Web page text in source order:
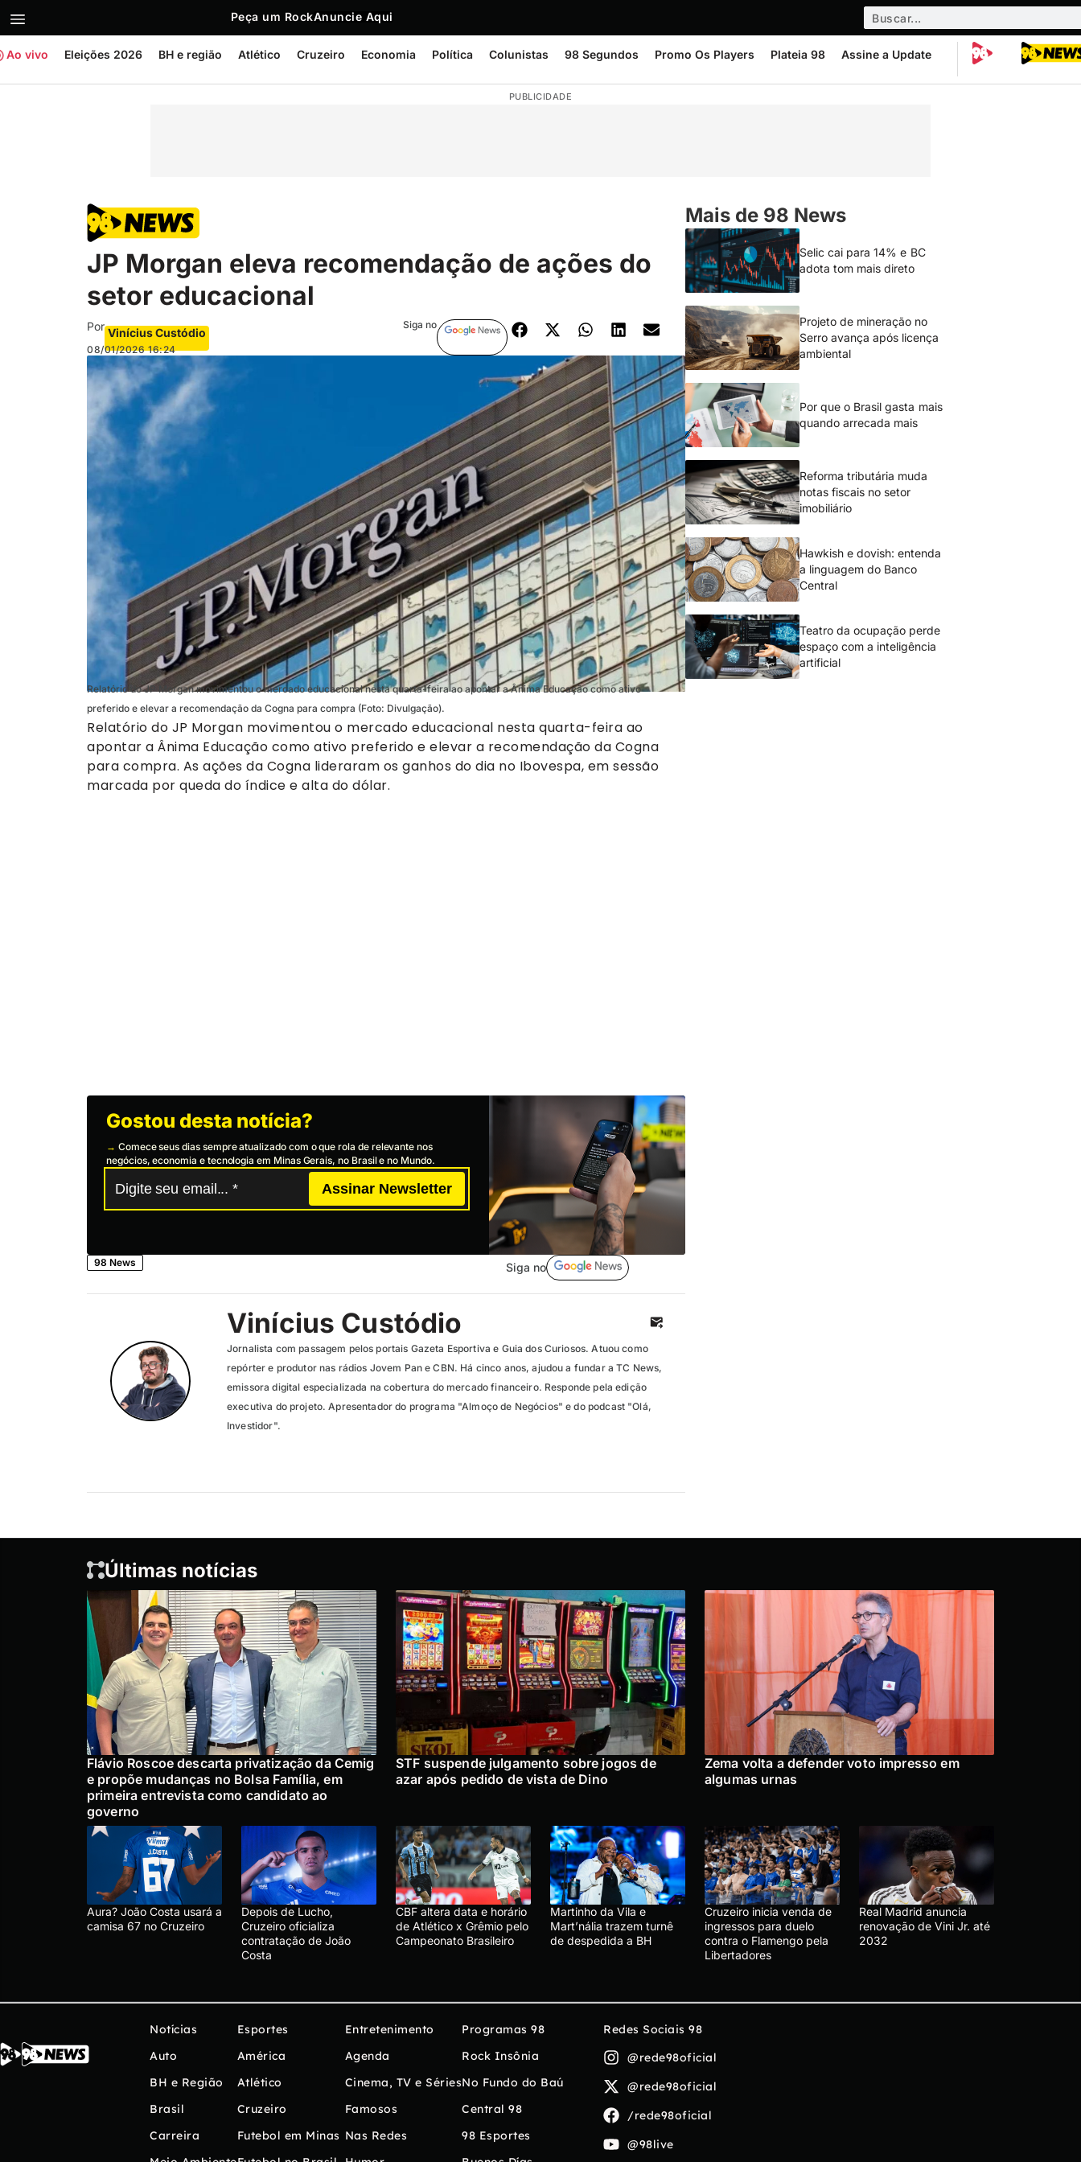
Peça um RockAnuncie Aqui
Ao vivo Eleições 2026 BH e região Atlético Cruzeiro Economia Política Colunistas 98 Segundos Promo Os Players Plateia 98 Assine a Update
PUBLICIDADE
JP Morgan eleva recomendação de ações do
setor educacional
Por Vinícius Custódio
08/01/2026 16:24
Siga no
Relatório do JP Morgan movimentou o mercado educacional nesta quarta-feira ao apontar a Ânima Educação como ativo
preferido e elevar a recomendação da Cogna para compra (Foto: Divulgação).
Relatório do JP Morgan movimentou o mercado educacional nesta quarta-feira ao
apontar a Ânima Educação como ativo preferido e elevar a recomendação da Cogna
para compra. As ações da Cogna lideraram os ganhos do dia no Ibovespa, em sessão
marcada por queda do índice e alta do dólar.
Gostou desta notícia?
→ Comece seus dias sempre atualizado com o que rola de relevante nos
negócios, economia e tecnologia em Minas Gerais, no Brasil e no Mundo.
Assinar Newsletter
98 News Siga no
Vinícius Custódio
Jornalista com passagem pelos portais Gazeta Esportiva e Guia dos Curiosos. Atuou como
repórter e produtor nas rádios Jovem Pan e CBN. Há cinco anos, ajudou a fundar a TC News,
emissora digital especializada na cobertura do mercado financeiro. Responde pela edição
executiva do projeto. Apresentador do programa "Almoço de Negócios" e do podcast "Olá,
Investidor".
Mais de 98 News
Selic cai para 14% e BC
adota tom mais direto
Projeto de mineração no
Serro avança após licença
ambiental
Por que o Brasil gasta mais
quando arrecada mais
Reforma tributária muda
notas fiscais no setor
imobiliário
Hawkish e dovish: entenda
a linguagem do Banco
Central
Teatro da ocupação perde
espaço com a inteligência
artificial
Últimas notícias
Flávio Roscoe descarta privatização da Cemig
e propõe mudanças no Bolsa Família, em
primeira entrevista como candidato ao
governo
STF suspende julgamento sobre jogos de
azar após pedido de vista de Dino
Zema volta a defender voto impresso em
algumas urnas
Aura? João Costa usará a
camisa 67 no Cruzeiro
Depois de Lucho,
Cruzeiro oficializa
contratação de João
Costa
CBF altera data e horário
de Atlético x Grêmio pelo
Campeonato Brasileiro
Martinho da Vila e
Mart’nália trazem turnê
de despedida a BH
Cruzeiro inicia venda de
ingressos para duelo
contra o Flamengo pela
Libertadores
Real Madrid anuncia
renovação de Vini Jr. até
2032
Notícias
Auto
BH e Região
Brasil
Carreira
Esportes
América
Atlético
Cruzeiro
Futebol em Minas
Entretenimento
Agenda
Cinema, TV e Séries
Famosos
Nas Redes
Programas 98
Rock Insônia
No Fundo do Baú
Central 98
98 Esportes
Redes Sociais 98
@rede98oficial
@rede98oficial
/rede98oficial
@98live